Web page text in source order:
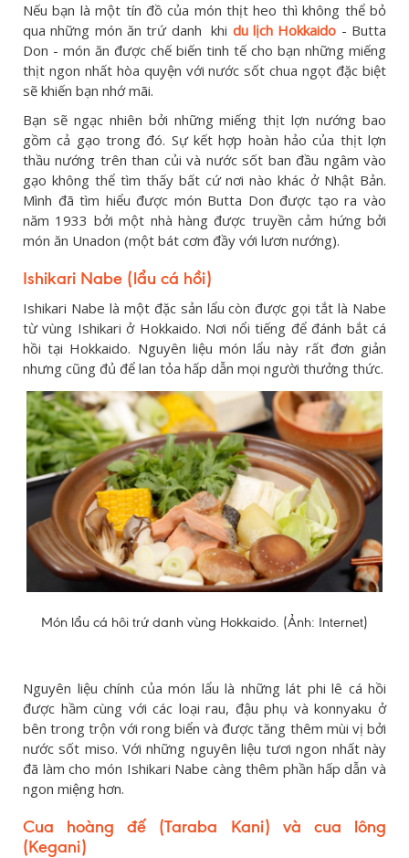
Nếu bạn là một tín đồ của món thịt heo thì không thể bỏ
qua những món ăn trứ danh khi du lịch Hokkaido - Butta
Don - món ăn được chế biến tinh tế cho bạn những miếng
thịt ngon nhất hòa quyện với nước sốt chua ngọt đặc biệt
sẽ khiến bạn nhớ mãi.
Bạn sẽ ngạc nhiên bởi những miếng thịt lợn nướng bao
gồm cả gạo trong đó. Sự kết hợp hoàn hảo của thịt lợn
thầu nướng trên than củi và nước sốt ban đầu ngâm vào
gạo không thể tìm thấy bất cứ nơi nào khác ở Nhật Bản.
Mình đã tìm hiểu được món Butta Don được tạo ra vào
năm 1933 bởi một nhà hàng được truyền cảm hứng bởi
món ăn Unadon (một bát cơm đầy với lươn nướng).
Ishikari Nabe (lẩu cá hồi)
Ishikari Nabe là một đặc sản lẩu còn được gọi tắt là Nabe
từ vùng Ishikari ở Hokkaido. Nơi nổi tiếng để đánh bắt cá
hồi tại Hokkaido. Nguyên liệu món lẩu này rất đơn giản
nhưng cũng đủ để lan tỏa hấp dẫn mọi người thưởng thức.
Món lẩu cá hôi trứ danh vùng Hokkaido. (Ảnh: Internet)
Nguyên liệu chính của món lẩu là những lát phi lê cá hồi
được hầm cùng với các loại rau, đậu phụ và konnyaku ở
bên trong trộn với rong biển và được tăng thêm mùi vị bởi
nước sốt miso. Với những nguyên liệu tươi ngon nhất này
đã làm cho món Ishikari Nabe càng thêm phần hấp dẫn và
ngon miệng hơn.
Cua hoàng đế (Taraba Kani) và cua lông
(Kegani)